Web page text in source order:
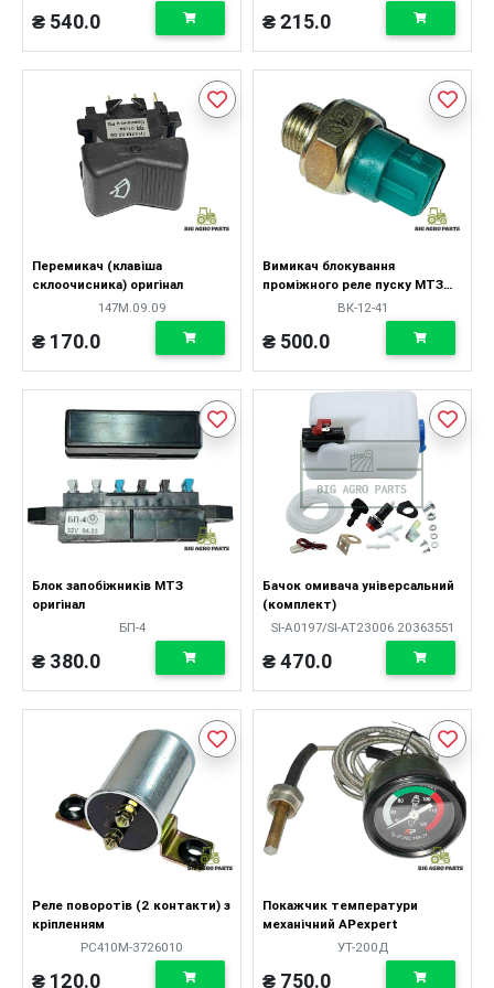
₴ 540.0 ₴ 215.0
Перемикач (клавіша
склоочисника) оригінал
147М.09.09
₴ 170.0
Вимикач блокування
проміжного реле пуску МТЗ
ВК-12-41
₴ 500.0
Блок запобіжників МТЗ
оригінал
БП-4
₴ 380.0
Бачок омивача універсальний
(комплект)
SI-A0197/SI-AT23006 20363551
₴ 470.0
Реле поворотів (2 контакти) з
кріпленням
РС410М-3726010
₴ 120.0
Покажчик температури
механічний APexpert
УТ-200Д
₴ 750.0